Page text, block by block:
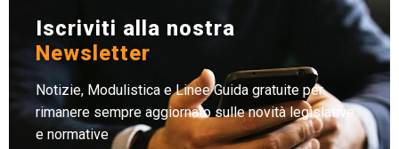
Iscriviti alla nostra
Newsletter
Notizie, Modulistica e Linee Guida gratuite per
rimanere sempre aggiornato sulle novità legislative
e normative